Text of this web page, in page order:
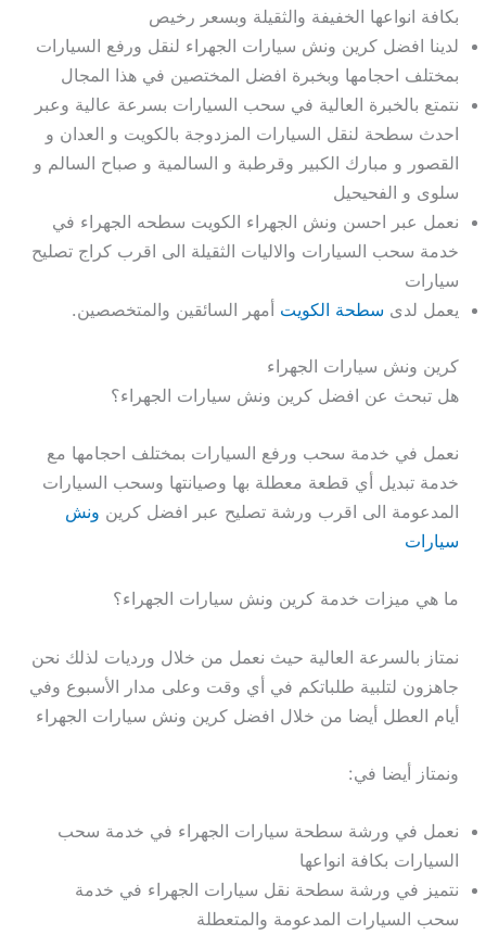
بكافة انواعها الخفيفة والثقيلة وبسعر رخيص
لدينا افضل كرين ونش سيارات الجهراء لنقل ورفع السيارات
بمختلف احجامها وبخبرة افضل المختصين في هذا المجال
نتمتع بالخبرة العالية في سحب السيارات بسرعة عالية وعبر
احدث سطحة لنقل السيارات المزدوجة بالكويت و العدان و
القصور و مبارك الكبير وقرطبة و السالمية و صباح السالم و
سلوى و الفحيحيل
نعمل عبر احسن ونش الجهراء الكويت سطحه الجهراء في
خدمة سحب السيارات والاليات الثقيلة الى اقرب كراج تصليح
سيارات
يعمل لدى سطحة الكويت أمهر السائقين والمتخصصين.
كرين ونش سيارات الجهراء
هل تبحث عن افضل كرين ونش سيارات الجهراء؟
نعمل في خدمة سحب ورفع السيارات بمختلف احجامها مع
خدمة تبديل أي قطعة معطلة بها وصيانتها وسحب السيارات
المدعومة الى اقرب ورشة تصليح عبر افضل كرين ونش
سيارات
ما هي ميزات خدمة كرين ونش سيارات الجهراء؟
نمتاز بالسرعة العالية حيث نعمل من خلال ورديات لذلك نحن
جاهزون لتلبية طلباتكم في أي وقت وعلى مدار الأسبوع وفي
أيام العطل أيضا من خلال افضل كرين ونش سيارات الجهراء
ونمتاز أيضا في:
نعمل في ورشة سطحة سيارات الجهراء في خدمة سحب
السيارات بكافة انواعها
نتميز في ورشة سطحة نقل سيارات الجهراء في خدمة
سحب السيارات المدعومة والمتعطلة